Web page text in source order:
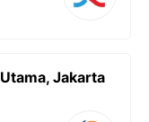
Jakarta